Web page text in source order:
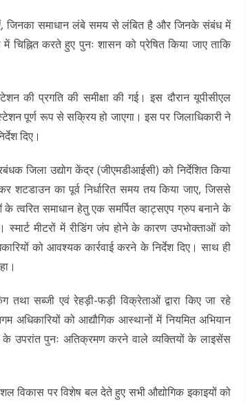
जिनका समाधान लंबे समय से लंबित है और जिनके संबंध में
चिह्नित करते हुए पुनः शासन को प्रेषित किया जाए ताकि
की प्रगति की समीक्षा की गई। इस दौरान यूपीसीएल
पूर्ण रूप से सक्रिय हो जाएगा। इस पर जिलाधिकारी ने
दिए।
जिला उद्योग केंद्र (जीएमडीआईसी) को निर्देशित किया
शटडाउन का पूर्व निर्धारित समय तय किया जाए, जिससे
के त्वरित समाधान हेतु एक समर्पित व्हाट्सएप ग्रुप बनाने के
मीटरों में रीडिंग जंप होने के कारण उपभोक्ताओं को
को आवश्यक कार्रवाई करने के निर्देश दिए। साथ ही
तथा सब्जी एवं रेहड़ी-फड़ी विक्रेताओं द्वारा किए जा रहे
को आद्यौगिक आस्थानों में नियमित अभियान
के उपरांत पुनः अतिक्रमण करने वाले व्यक्तियों के लाइसेंस
विकास पर विशेष बल देते हुए सभी औद्योगिक इकाइयों को